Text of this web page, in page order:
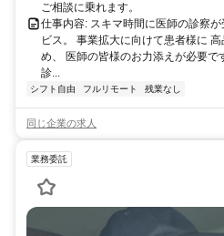
ご相談に乗れます。
仕事内容: スキマ時間に医師の診察
ビス。 事業拡大に向けて患者様に
め、 医師の皆様のお力添えが必要で
診...
シフト自由 フルリモート 残業なし
同じ企業の求人
業務委託